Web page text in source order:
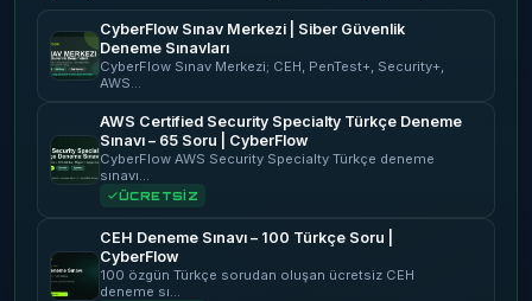
CyberFlow Sınav Merkezi | Siber Güvenlik
Deneme Sınavları
CyberFlow Sınav Merkezi; CEH, PenTest+, Security+,
AWS…
AWS Certified Security Specialty Türkçe Deneme
Sınavı – 65 Soru | CyberFlow
CyberFlow AWS Security Specialty Türkçe deneme
sınavı…
ÜCRETSİZ
CEH Deneme Sınavı – 100 Türkçe Soru |
CyberFlow
100 özgün Türkçe sorudan oluşan ücretsiz CEH
deneme sı…